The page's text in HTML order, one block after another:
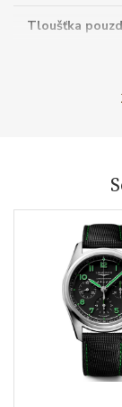
Tloušťka
Antireflexní
Průměr
Typ strojku
Rezerva chodu
Kalibr strojku